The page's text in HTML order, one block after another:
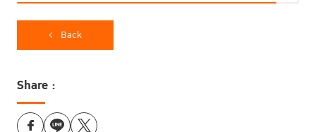
กล่าวปาฐกถาพิเศษ หัวข้อ “ยุติธรรมกินได้ กับนโยบายรัฐบาล และการขับ
เคลื่อน กพยช.” พ.ต.อ. ทวี สอดส่อง รัฐมนตรีว่าการกระทรวงยุติธรรม กล่าว
ศ.พิเศษ ธงทอง ปาฐกถาพิเศษในหัวข้อ “ยุติธรรมกินได้ Justice for All”
ร่วมด้วย พงษ์สวาท นีละโยธิน ปลัดกระทรวงยุติธรรม พงศ์ธร ธัญญศิริ ผู้
อำนวยการสำนักงานกิจการยุติธรรม อทท.อดิศักดิ์ ภาณุพงศ์ ที่ปรึกษาพิเศษ
TIJ
Back
Share :